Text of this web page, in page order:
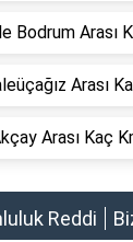
Bodrum Arası
Arası
Arası Kaç
Reddi